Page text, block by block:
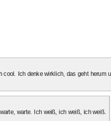
Ich denke wirklich, das geht
warte. Ich weiß, ich weiß, ich weiß.